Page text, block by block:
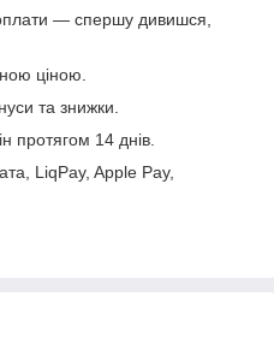
— спершу дивишся,
ціною.
та знижки.
протягом 14 днів.
LiqPay, Apple Pay,